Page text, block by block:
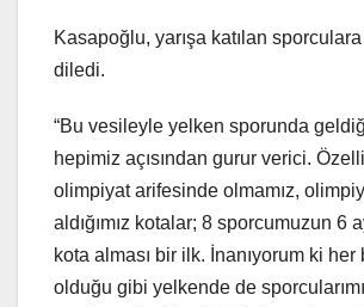
Kasapoğlu, yarışa katılan
diledi.
“Bu vesileyle yelken sporunda
hepimiz açısından gurur verici.
olimpiyat arifesinde olmamız,
aldığımız kotalar; 8 sporcumuzun 6
kota alması bir ilk. İnanıyorum ki her
olduğu gibi yelkende de